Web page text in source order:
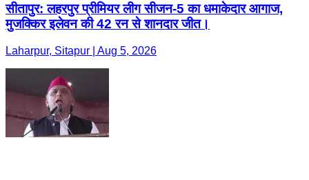
सीतापुर: लहरपुर प्रीमियर लीग सीजन-5 का धमाकेदार आगाज,
मुजक्किर इलेवन की 42 रन से शानदार जीत।
Laharpur, Sitapur | Aug 5, 2026